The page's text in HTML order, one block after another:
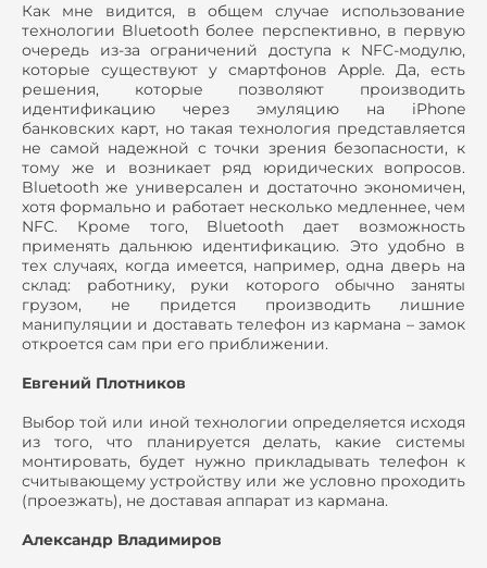
Как мне видится, в общем случае использование
технологии Bluetooth более перспективно, в первую
очередь из-за ограничений доступа к NFC-модулю,
которые существуют у смартфонов Apple. Да, есть
решения, которые позволяют производить
идентификацию через эмуляцию на iPhone
банковских карт, но такая технология представляется
не самой надежной с точки зрения безопасности, к
тому же и возникает ряд юридических вопросов.
Bluetooth же универсален и достаточно экономичен,
хотя формально и работает несколько медленнее, чем
NFC. Кроме того, Bluetooth дает возможность
применять дальнюю идентификацию. Это удобно в
тех случаях, когда имеется, например, одна дверь на
склад: работнику, руки которого обычно заняты
грузом, не придется производить лишние
манипуляции и доставать телефон из кармана – замок
откроется сам при его приближении.
Евгений Плотников
Выбор той или иной технологии определяется исходя
из того, что планируется делать, какие системы
монтировать, будет нужно прикладывать телефон к
считывающему устройству или же условно проходить
(проезжать), не доставая аппарат из кармана.
Александр Владимиров